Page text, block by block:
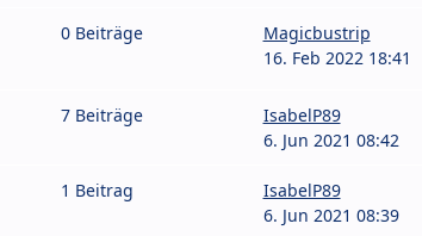
0 Beiträge
Magicbustrip
16. Feb 2022 18:41
7 Beiträge
IsabelP89
6. Jun 2021 08:42
1 Beitrag
IsabelP89
6. Jun 2021 08:39